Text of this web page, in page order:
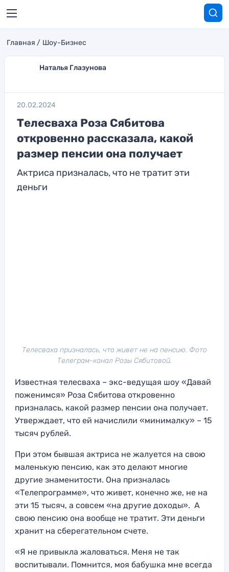
Главная Шоу-Бизнес
Наталья Глазунова
20.02.2024
Телесваха Роза Сябитова
откровенно рассказала, какой
размер пенсии она получает
Актриса призналась, что не тратит эти
деньги
Телесваха призналась, что живет не на пенсию. Фото
Телеграм-канал Розы Сябитовой.
Известная телесваха – экс-ведущая шоу «Давай
поженимся» Роза Сябитова откровенно
призналась, какой размер пенсии она получает.
Утверждает, что ей начислили «минималку» – 15
тысяч рублей.
При этом бывшая актриса не жалуется на свою
маленькую пенсию, как это делают многие
другие знаменитости. Она призналась
«Телепрограмме», что живет, конечно же, не на
эти 15 тысяч, а совсем «на другие доходы». А
свою пенсию она вообще не тратит. Эти деньги
хранит на сберегательном счете.
«Я не привыкла жаловаться. Меня не так
воспитывали. Помнится, моя бабушка мне всегда